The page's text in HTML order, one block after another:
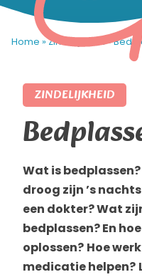
Home »Zindelijkheid»
ZINDELIJKHEID
Wat is
droog zijn ’s
een dokter? Wat
bedplassen? En
oplossen? Hoe
medicatie helpen?